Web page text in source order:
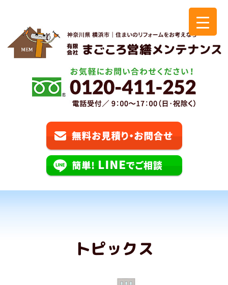
トピックス